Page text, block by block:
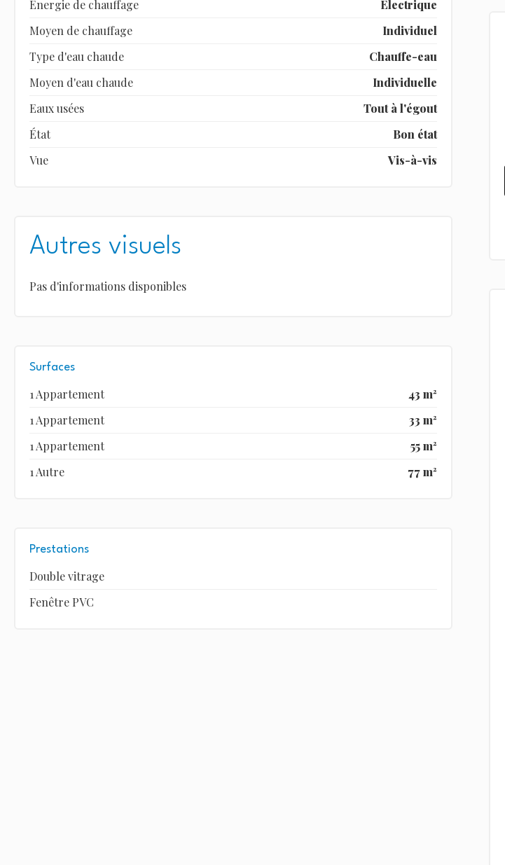
Énergie de chauffage
Electrique
Moyen de chauffage
Individuel
Type d'eau chaude
Chauffe-eau
Moyen d'eau chaude
Individuelle
Eaux usées
Tout à l'égout
État
Bon état
Vue
Vis-à-vis
Autres visuels
Pas d'informations disponibles
Surfaces
1 Appartement
43 m²
1 Appartement
33 m²
1 Appartement
55 m²
1 Autre
77 m²
Prestations
Double vitrage
Fenêtre PVC